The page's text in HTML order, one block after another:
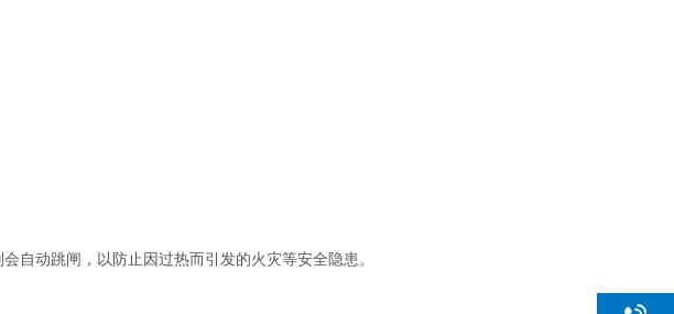
动跳闸，以防止因过热而引发的火灾等安全隐患。